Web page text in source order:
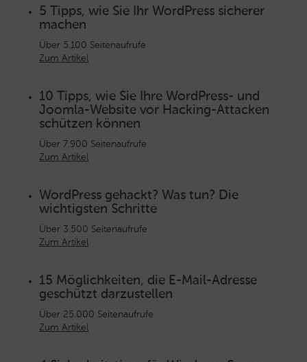
5 Tipps, wie Sie Ihr WordPress sicherer
machen
Über 5.100 Seitenaufrufe
Zum Artikel
10 Tipps, wie Sie Ihre WordPress- und
Joomla-Website vor Hacking-Attacken
schützen können
Über 7.900 Seitenaufrufe
Zum Artikel
WordPress gehackt? Was tun? Die
wichtigsten Schritte
Über 3.500 Seitenaufrufe
Zum Artikel
15 Möglichkeiten, die E-Mail-Adresse
geschützt darzustellen
Über 25.000 Seitenaufrufe
Zum Artikel